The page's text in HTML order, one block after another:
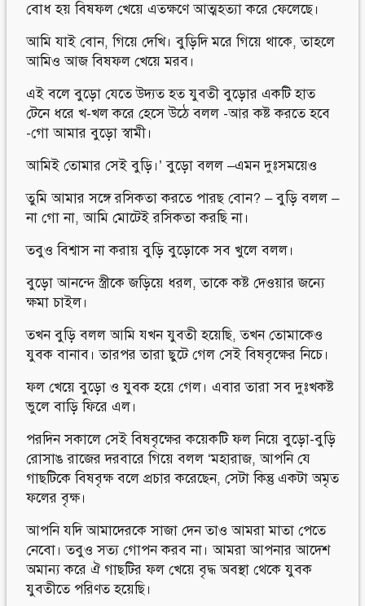
বোধ হয় বিষফল খেয়ে এতক্ষণে আত্মহত্যা করে ফেলেছে।
আমি যাই বোন, গিয়ে দেখি। বুড়িদি মরে গিয়ে থাকে, তাহলে
আমিও আজ বিষফল খেয়ে মরব।
এই বলে বুড়ো যেতে উদ্যত হত যুবতী বুড়োর একটি হাত
টেনে ধরে খ-খল করে হেসে উঠে বলল -আর কষ্ট করতে হবে
-গো আমার বুড়ো স্বামী।
আমিই তোমার সেই বুড়ি।’ বুড়ো বলল –এমন দুঃসময়েও
তুমি আমার সঙ্গে রসিকতা করতে পারছ বোন? – বুড়ি বলল –
না গো না, আমি মোটেই রসিকতা করছি না।
তবুও বিশ্বাস না করায় বুড়ি বুড়োকে সব খুলে বলল।
বুড়ো আনন্দে স্ত্রীকে জড়িয়ে ধরল, তাকে কষ্ট দেওয়ার জন্যে
ক্ষমা চাইল।
তখন বুড়ি বলল আমি যখন যুবতী হয়েছি, তখন তোমাকেও
যুবক বানাব। তারপর তারা ছুটে গেল সেই বিষবৃক্ষের নিচে।
ফল খেয়ে বুড়ো ও যুবক হয়ে গেল। এবার তারা সব দুঃখকষ্ট
ভুলে বাড়ি ফিরে এল।
পরদিন সকালে সেই বিষবৃক্ষের কয়েকটি ফল নিয়ে বুড়ো-বুড়ি
রোসাঙ রাজের দরবারে গিয়ে বলল ‘মহারাজ, আপনি যে
গাছটিকে বিষবৃক্ষ বলে প্রচার করেছেন, সেটা কিন্তু একটা অমৃত
ফলের বৃক্ষ।
আপনি যদি আমাদেরকে সাজা দেন তাও আমরা মাতা পেতে
নেবো। তবুও সত্য গোপন করব না। আমরা আপনার আদেশ
অমান্য করে ঐ গাছটির ফল খেয়ে বৃদ্ধ অবস্থা থেকে যুবক
যুবতীতে পরিণত হয়েছি।